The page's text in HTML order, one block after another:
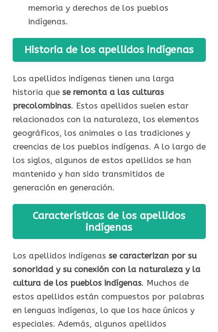
memoria y derechos de los pueblos
indígenas.
Historia de los apellidos indígenas
Los apellidos indígenas tienen una larga
historia que se remonta a las culturas
precolombinas. Estos apellidos suelen estar
relacionados con la naturaleza, los elementos
geográficos, los animales o las tradiciones y
creencias de los pueblos indígenas. A lo largo de
los siglos, algunos de estos apellidos se han
mantenido y han sido transmitidos de
generación en generación.
Características de los apellidos
indígenas
Los apellidos indígenas se caracterizan por su
sonoridad y su conexión con la naturaleza y la
cultura de los pueblos indígenas. Muchos de
estos apellidos están compuestos por palabras
en lenguas indígenas, lo que los hace únicos y
especiales. Además, algunos apellidos